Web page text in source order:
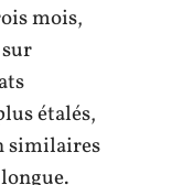
mois,
étalés,
similaires